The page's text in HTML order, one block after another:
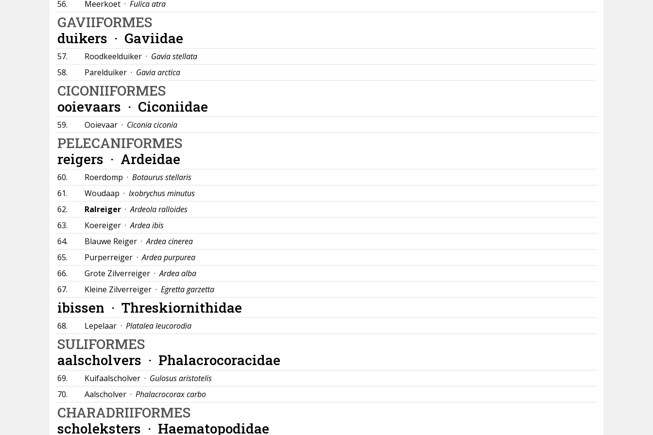
56. Meerkoet · Fulica atra
GAVIIFORMES
duikers · Gaviidae
57. Roodkeelduiker · Gavia stellata
58.
Parelduiker · Gavia arctica
CICONIIFORMES
ooievaars · Ciconiidae
59. Ooievaar · Ciconia ciconia
PELECANIFORMES
reigers · Ardeidae
60. Roerdomp · Botaurus stellaris
61.
Woudaap · Ixobrychus minutus
62.
Ralreiger ·Ardeola ralloides
63.
Koereiger ·Ardea ibis
64.
Blauwe Reiger ·Ardea cinerea
65.
Purperreiger ·Ardea purpurea
66.
Grote Zilverreiger ·Ardea alba
67.
Kleine Zilverreiger · Egretta garzetta
ibissen · Threskiornithidae
68. Lepelaar · Platalea leucorodia
SULIFORMES
aalscholvers · Phalacrocoracidae
69. Kuifaalscholver · Gulosus aristotelis
70.
Aalscholver · Phalacrocorax carbo
CHARADRIIFORMES
scholeksters · Haematopodidae